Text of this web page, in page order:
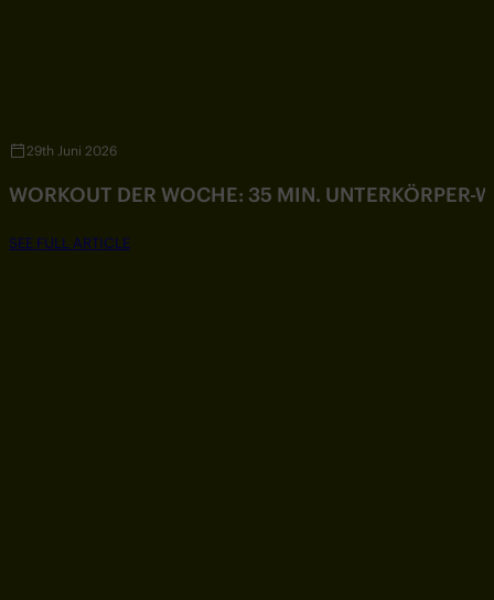
29th Juni 2026
WORKOUT DER WOCHE: 35 MIN. UNTERKÖRPER-
SEE FULL ARTICLE